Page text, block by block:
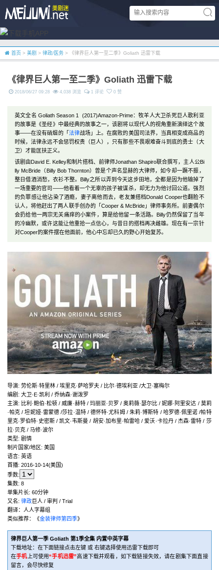
首页 > 美剧 > 律政/医务 > 《律界巨人第一至二季》Goliath 迅雷下载
《律界巨人第一至二季》Goliath 迅雷下载
2018/06/27 09:28 4,038 浏览 1 评论 0 赞
英文全名 Goliath Season 1 (2017)Amazon-Prime：牧羊人大卫杀死巨人歌利亚
的故事是《圣经》中最经典的故事之一，该剧将以现代人的视角重新演绎这个故
事——在没有硝烟的「 法律战场」上。在腐败的美国司法界，当真相变成商品的
时候，法律永远不会惩罚权贵（巨人），只有那些不畏艰难奋斗到底的勇士（大
卫）才能匡扶正义。
该剧由David E. Kelley和制片搭档、前律师Jonathan Shapiro联合撰写，主人公Bi
lly McBride（Billy Bob Thornton）曾是个声名显赫的大律师，如今却一蹶不振，
整日借酒消愁，衣衫不整。Billy之所以弄到今天这步田地，全都是因为他输掉了
一场重要的官司——他看着一个无辜的孩子被谋杀，却无力为他讨回公道。强烈
的负罪感让他沾染了酒瘾，妻子离他而去，老友兼搭档Donald Cooper也翻脸不
认人，将他赶出了两人联手创办的「Cooper & McBride」律师事务所。前妻偶尔
会扔给他一两宗无关痛痒的小案件，算是给他留一条活路。Billy仍然保留了当年
的冷幽默，或许这能让他重拾一点信心，与昔日的搭档再决雌雄。现在有一宗针
对Cooper的案件摆在他面前，他心中忘却已久的野心开始复苏。
导演: 劳伦斯·特里林 / 埃里克·萨哈罗夫 / 比尔·德埃利亚 /大卫·塞梅尔
编剧 : 大卫·E·凯利 / 乔纳森·谢泼罗
主演: 比利·鲍伯·松顿 / 威廉·赫特 / 玛丽亚·贝罗 / 奥莉薇·瑟尔比 / 妮娜·阿里安达 / 莫莉
·帕克 / 坦妮娅·雷蒙德 /莎拉·温特 / 德怀特·尤科姆 / 朱莉·博斯特 / 哈罗德·佩里诺 /帕特
里克·罗伯特·史密斯 / 凯文·韦斯曼 / 胡安·加布里·帕雷哈 / 爱沃·卡拉丹 / 杰森·雷特 / 莎
拉·贝克 / 马修·波尔
类型: 剧情
制片国家/地区: 美国
语言: 英语
首播: 2016-10-14(美国)
季数:
集数: 8
单集片长: 60分钟
又名: 律政巨人 / 审判 / Trial
翻译：人人字幕组
类似推荐：《金装律师第四季》
律界巨人第一季 Goliath 第1季全集 内置中英字幕
下载地址：在下面链接点击左键 或 右键选择使用迅雷下载即可
在手机上可使用“手机迅雷”高速下载并观看，如下载链接失效，请在剧集下面直接
留言，会尽快修复